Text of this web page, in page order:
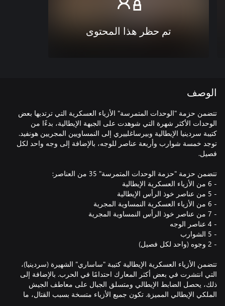
تم حظر هذا المحتوى
الوصف
تتضمن حزمة "الوحدات المتمرسة" الأزياء العسكرية التي ترتديها بعض
الوحدات الأكثر شهرة التي شوهدت على الجبهة الإيطالية، بدءًا من
كتيبة سردينيا الإيطالية وبيرساغلييري إلى النمساويين المجريين هونفيد.
توجد خمسة شوارب وأربعة عناصر للوجه، بالإضافة إلى وجه واحد لكل
تتضمن الأزياء العسكرية الإيطالية كتيبة "ساساري" الشهيرة (سردينيا)،
التي انتشرت في بعض أكثر المعارك احتدامًا في الحرب. بالإضافة إلى
ذلك، يحصل الضابط الإيطالي ومتسلق الجبال على معاطف الجيش
الملكي الإيطالي المميزة. تكون جميع الأزياء متسخة بسبب القتال، ما